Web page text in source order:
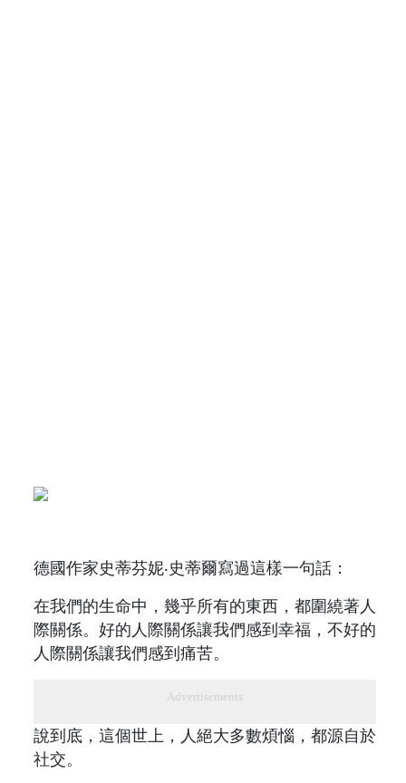
德國作家史蒂芬妮‧史蒂爾寫過這樣一句話：
在我們的生命中，幾乎所有的東西，都圍繞著人
際關係。好的人際關係讓我們感到幸福，不好的
人際關係讓我們感到痛苦。
Advertisements
說到底，這個世上，人絕大多數煩惱，都源自於
社交。